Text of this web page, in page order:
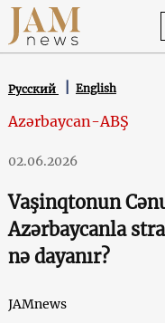
Русский English
Azərbaycan-ABŞ
02.06.2026
Vaşinqtonun
Azərbaycanla
nə dayanır?
JAMnews